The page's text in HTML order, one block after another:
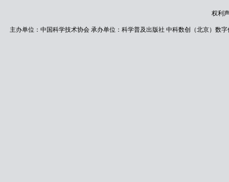
权利
主办单位：中国科学技术协会 承办单位：科学普及出版社 中科数创（北京）数